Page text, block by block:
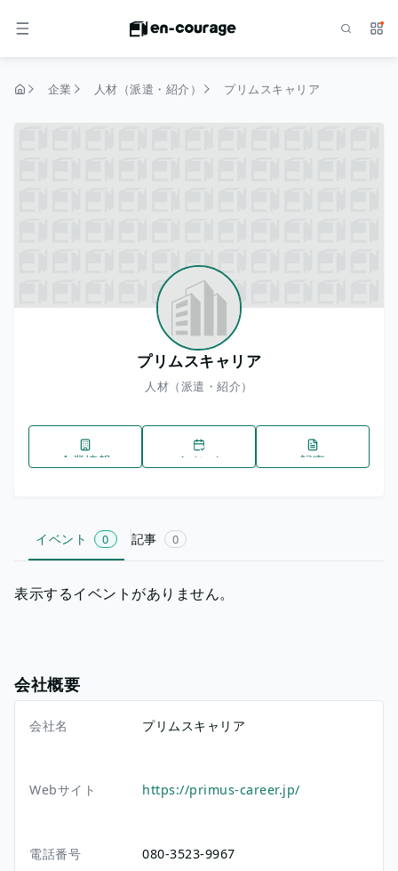
メニュー サ
企業 人材（派遣・紹介） プリムスキャリア
プリムスキャリア
人材（派遣・紹介）
企業情報 イベント 記事
イベント 0 記事 0
表示するイベントがありません。
会社概要
会社名 プリムスキャリア
Webサイト https://primus-career.jp/
電話番号 080-3523-9967